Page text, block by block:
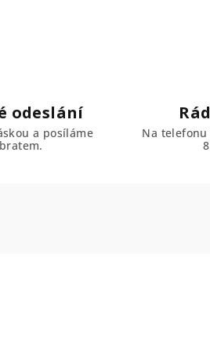
odeslání
a posíláme
Na